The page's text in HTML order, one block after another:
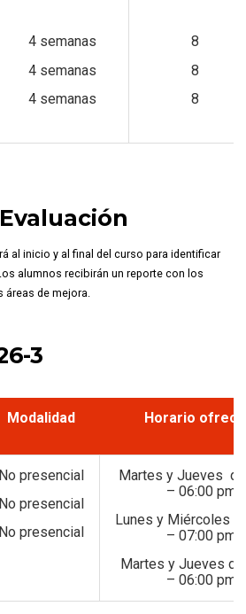
4 semanas
4 semanas
4 semanas
8
8
8
al inicio y al final del curso para identificar
alumnos recibirán un reporte con los
áreas de mejora.
3
Modalidad Horario
No presencial
No presencial
No presencial
Martes y Jueves
– 06:00 pm
Lunes y Miércoles
– 07:00 pm
Martes y Jueves
– 06:00 pm